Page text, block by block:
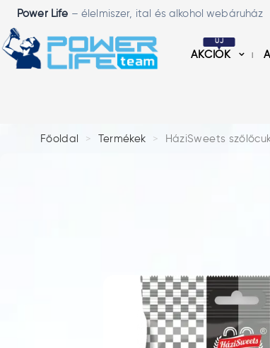
Power Life – élelmiszer, ital és alkohol webáruház
ÚJ
AKCIÓK
Főoldal Termékek HáziSweets